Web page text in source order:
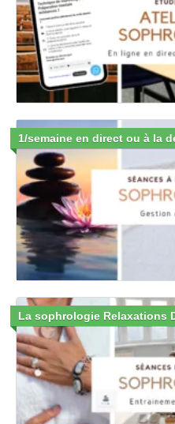
1/semaine en direct ou à la
La sophrologie Relaxations